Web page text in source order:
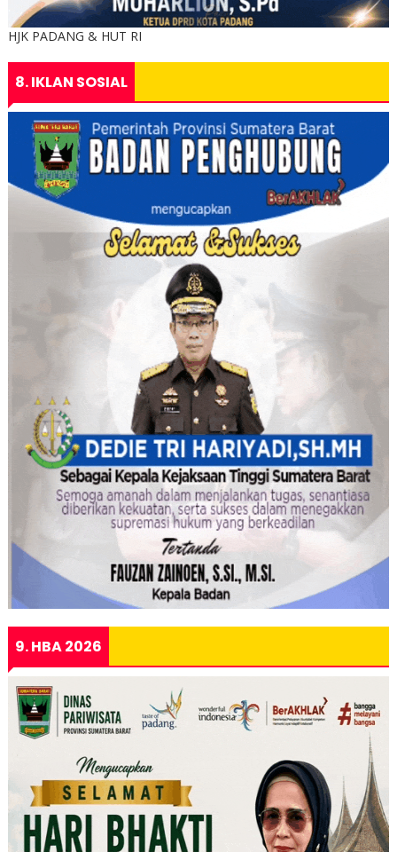
HJK PADANG & HUT RI
8. IKLAN SOSIAL
9. HBA 2026